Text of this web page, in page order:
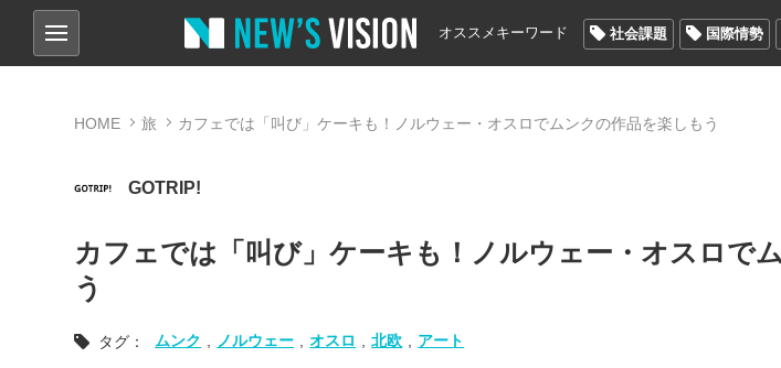
オススメキーワード 社会課題 国際情勢
HOME 旅 カフェでは「叫び」ケーキも！ノルウェー・オスロでムンクの作品を楽しもう
GOTRIP!
カフェでは「叫び」ケーキも！ノルウェー・オスロで
う
タグ： ムンク ノルウェー オスロ 北欧 アート